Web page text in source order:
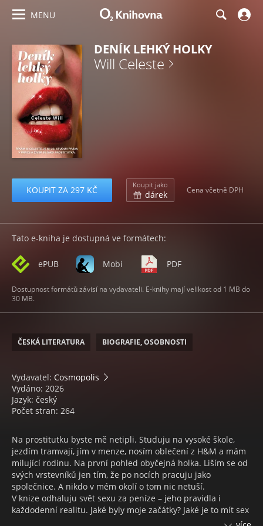
MENU
DENÍK LEHKÝ HOLKY
Will Celeste
KOUPIT ZA 297 KČ Koupit jako
dárek Cena včetně DPH
Tato e-kniha je dostupná ve formátech:
ePUB Mobi PDF
Dostupnost formátů závisí na vydavateli. E-knihy mají velikost od 1 MB do
30 MB.
ČESKÁ LITERATURA BIOGRAFIE, OSOBNOSTI
Vydavatel: Cosmopolis
Vydáno: 2026
Jazyk: český
Počet stran: 264
Na prostitutku byste mě netipli. Studuju na vysoké škole,
jezdím tramvají, jím v menze, nosím oblečení z H&M a mám
milující rodinu. Na první pohled obyčejná holka. Liším se od
svých vrstevníků jen tím, že po nocích pracuju jako
společnice. A nikdo v mém okolí o tom nic netuší.
V knize odhaluju svět sexu za peníze – jeho pravidla i
každodenní realitu. Jaké byly moje začátky? Jaké je to mít sex
s úplně cizími muži? Jak se domlouvají ceny a schůzky, co